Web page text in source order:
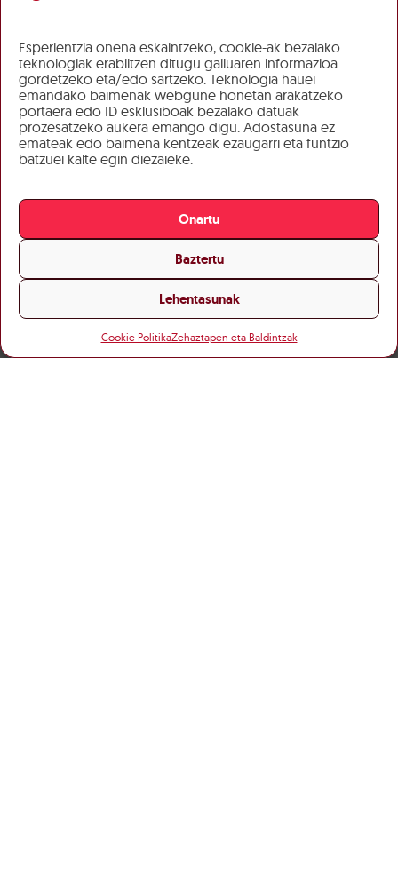
Esperientzia onena eskaintzeko, cookie-ak bezalako
teknologiak erabiltzen ditugu gailuaren informazioa
gordetzeko eta/edo sartzeko. Teknologia hauei
emandako baimenak webgune honetan arakatzeko
portaera edo ID esklusiboak bezalako datuak
prozesatzeko aukera emango digu. Adostasuna ez
emateak edo baimena kentzeak ezaugarri eta funtzio
batzuei kalte egin diezaieke.
Onartu
Baztertu
Lehentasunak
Cookie PolitikaZehaztapen eta Baldintzak